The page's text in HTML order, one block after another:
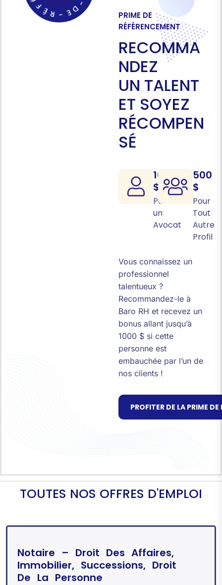
E
-
D
E
-
R
É
PRIME DE
RÉFÉRENCEMENT
RECOMMA
NDEZ
UN TALENT
ET SOYEZ
RÉCOMPEN
SÉ
1000
$
Pour
un
Avocat
500
$
Pour
Tout
Autre
Profil
Vous connaissez un
professionnel
talentueux ?
Recommandez-le à
Baro RH et recevez un
bonus allant jusqu’à
1000 $ si cette
personne est
embauchée par l’un de
nos clients !
PROFITER DE LA PRIME
TOUTES NOS OFFRES D'EMPLOI
Notaire – Droit Des Affaires,
Immobilier, Successions, Droit
De La Personne